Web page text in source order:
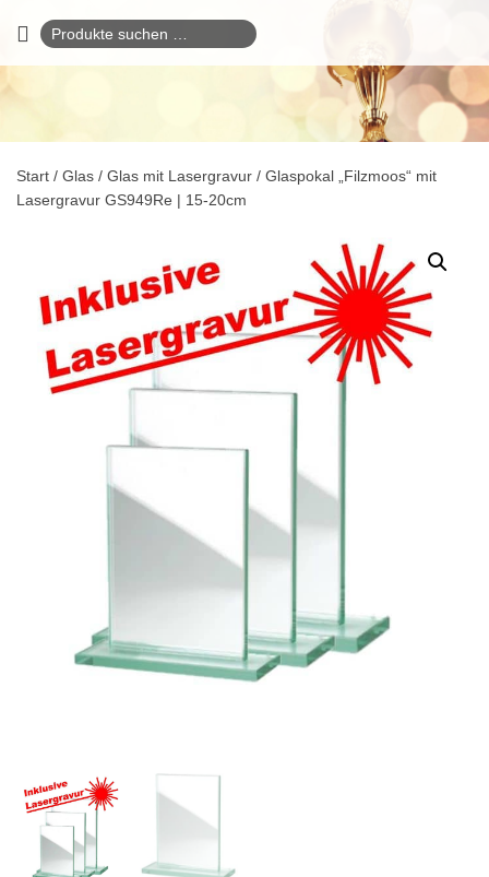
Suchen
nach:
Start / Glas / Glas mit Lasergravur / Glaspokal „Filzmoos“ mit
Lasergravur GS949Re | 15-20cm